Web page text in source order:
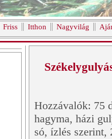
Friss Itthon Nagyvilág
Hozzávalók: 75
hagyma, házi
só, ízlés